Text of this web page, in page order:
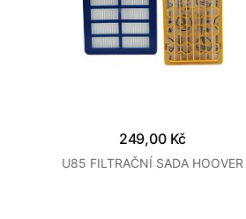
249,00 Kč
U85 FILTRAČNÍ SADA HOOVER